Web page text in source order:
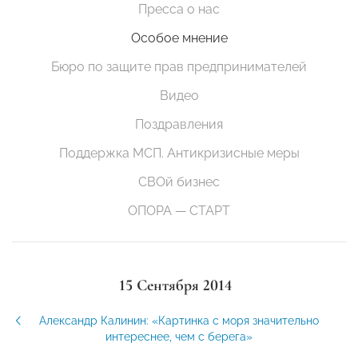
Пресса о нас
Особое мнение
Бюро по защите прав предпринимателей
Видео
Поздравления
Поддержка МСП. Антикризисные меры
СВОй бизнес
ОПОРА — СТАРТ
15 Сентября 2014
Александр Калинин: «Картинка с моря значительно
интереснее, чем с берега»